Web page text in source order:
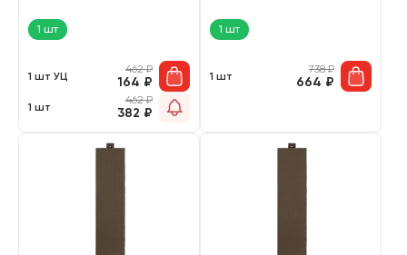
1 шт
1 шт УЦ
462₽
164 ₽
1 шт
462₽
382 ₽
1 шт
1 шт
738₽
664 ₽